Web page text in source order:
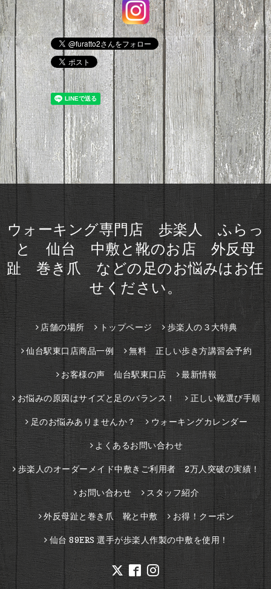
ウォーキング専門店 歩楽人 ふらっ
と 仙台 中敷と靴のお店 外反母
趾 巻き爪 などの足のお悩みはお任
せください。
店舗の場所 トップページ 歩楽人の３大特典
仙台駅東口店商品一例 無料 正しい歩き方講習会予約
お客様の声 仙台駅東口店 最新情報
お悩みの原因はサイズと足のバランス！ 正しい靴選び手順
足のお悩みありませんか？ ウォーキングカレンダー
よくあるお問い合わせ
歩楽人のオーダーメイド中敷きご利用者 2万人突破の実績！
お問い合わせ スタッフ紹介
外反母趾と巻き爪 靴と中敷 お得！クーポン
仙台 89ERS 選手が歩楽人作製の中敷を使用！